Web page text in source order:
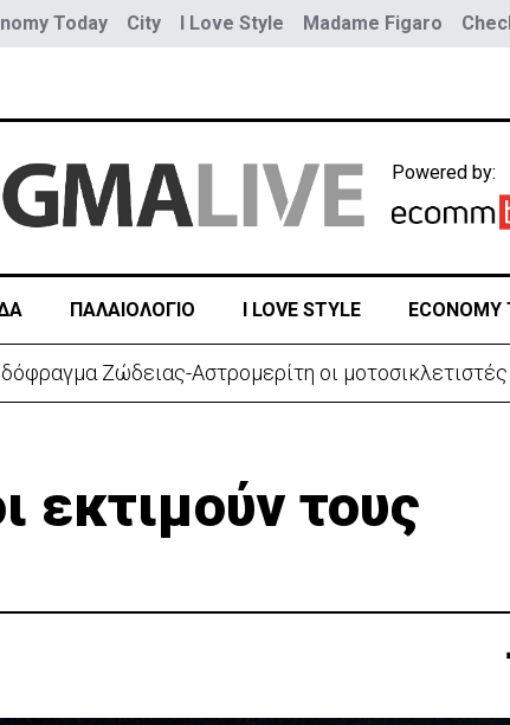
Today City I Love Style Madame Figaro
Powered by:
ΠΑΛΑΙΟΛΟΓΙΟ I LOVE STYLE ECONOMY
θέσεις - Ποιος ο λόγος
εκτιμούν τους